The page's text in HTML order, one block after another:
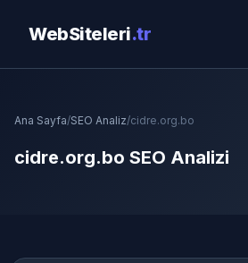
WebSiteleri.tr
Ana Sayfa/SEO Analiz/cidre.org.bo
cidre.org.bo SEO Analizi